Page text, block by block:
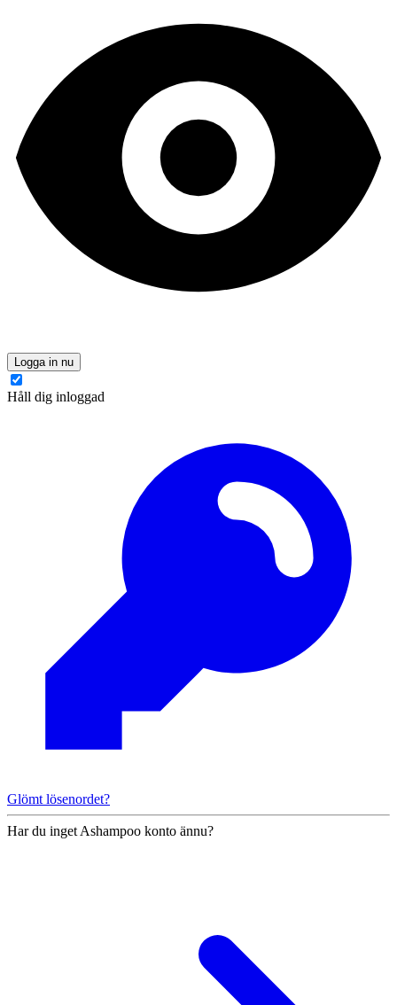
Logga in nu
Håll dig inloggad
Glömt lösenordet?
Har du inget Ashampoo konto ännu?